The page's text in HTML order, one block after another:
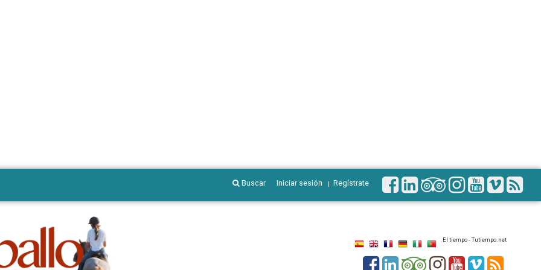
Buscar Iniciar sesión Regístrate
El tiempo - Tutiempo.net